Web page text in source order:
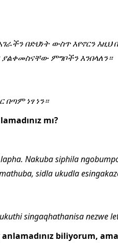
በድህነት ውስጥ እየኖርን
ያልቀመስናቸው ምግቦችን እንበላለን።
በጣም ነፃ ነን።
mı?
Nakuba siphila
sidla ukudla
singaqhathanisa nezwe
biliyorum,